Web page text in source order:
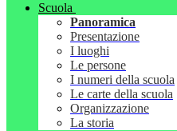
Scuola
Panoramica
Presentazione
I luoghi
Le persone
I numeri della scuola
Le carte della scuola
Organizzazione
La storia